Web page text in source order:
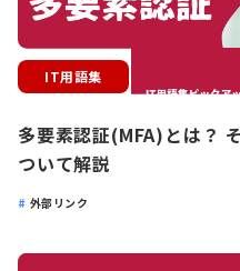
IT用語集
多要素認証(MFA)とは？
ついて解説
外部リンク